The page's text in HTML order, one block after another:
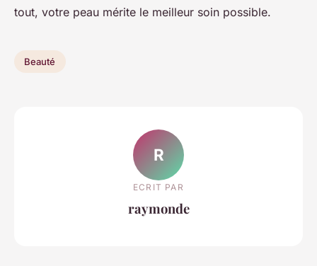
tout, votre peau mérite le meilleur soin possible.
Beauté
R
ECRIT PAR
raymonde